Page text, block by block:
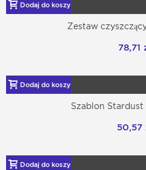
Dodaj do koszyka
Zestaw
78,71
Dodaj do koszyka
Szablon Stardust
50,57
Dodaj do koszyka